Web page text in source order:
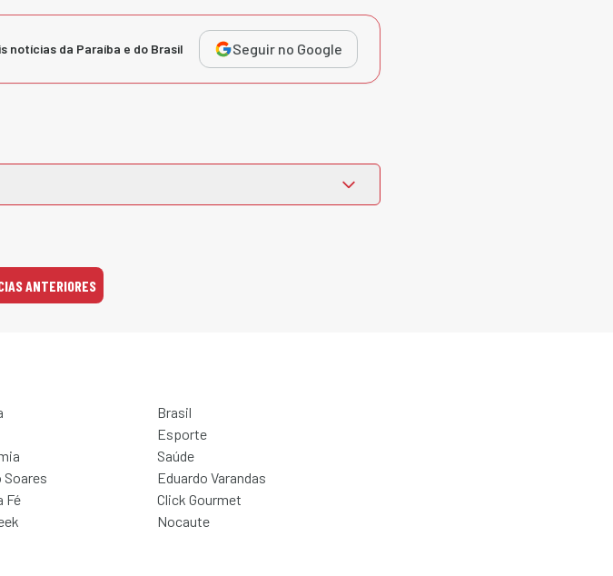
notícias da Paraíba e do Brasil Seguir no Google
ANTERIORES
Brasil
Esporte
Saúde
Soares
Eduardo Varandas
Fé
Click Gourmet
Nocaute